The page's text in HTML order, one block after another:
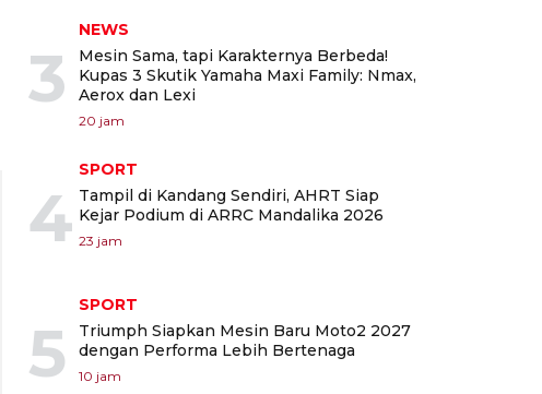
3
NEWS
Mesin Sama, tapi Karakternya Berbeda!
Kupas 3 Skutik Yamaha Maxi Family: Nmax,
Aerox dan Lexi
20 jam
4
SPORT
Tampil di Kandang Sendiri, AHRT Siap
Kejar Podium di ARRC Mandalika 2026
23 jam
5
SPORT
Triumph Siapkan Mesin Baru Moto2 2027
dengan Performa Lebih Bertenaga
10 jam